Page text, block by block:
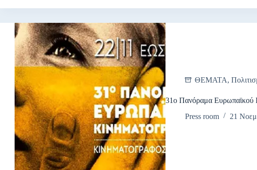
ΘΕΜΑΤΑ,
31ο Πανόραμα Ευρωπαϊκού
Press room
21